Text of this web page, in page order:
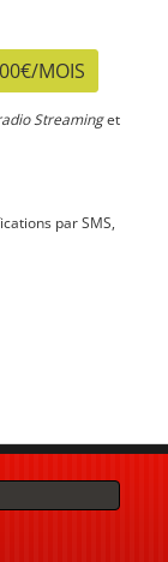
MOIS
Streaminget
par SMS,